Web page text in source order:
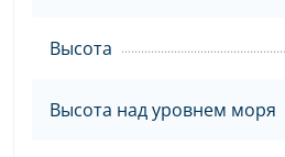
Высота
Высота над уровнем моря